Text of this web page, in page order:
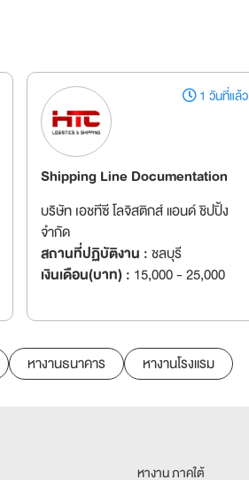
1 วันที่แล้ว
Shipping Line Documentation
บริษัท เอชทีซี โลจิสติกส์ แอนด์ ชิปปิ้ง
จำกัด
สถานที่ปฏิบัติงาน :ชลบุรี
เงินเดือน(บาท) : 15,000 - 25,000
หางานธนาคาร หางานโรงแรม
หางาน ภาคใต้